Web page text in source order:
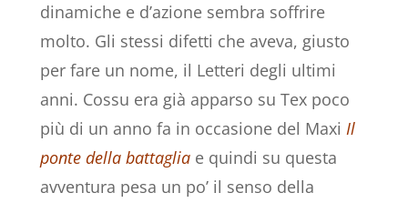
dinamiche e d’azione sembra soffrire
molto. Gli stessi difetti che aveva, giusto
per fare un nome, il Letteri degli ultimi
anni. Cossu era già apparso su Tex poco
più di un anno fa in occasione del Maxi Il
ponte della battaglia e quindi su questa
avventura pesa un po’ il senso della